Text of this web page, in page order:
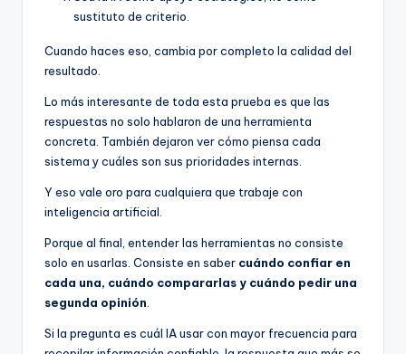
sustituto de criterio.
Cuando haces eso, cambia por completo la calidad del
resultado.
Lo más interesante de toda esta prueba es que las
respuestas no solo hablaron de una herramienta
concreta. También dejaron ver cómo piensa cada
sistema y cuáles son sus prioridades internas.
Y eso vale oro para cualquiera que trabaje con
inteligencia artificial.
Porque al final, entender las herramientas no consiste
solo en usarlas. Consiste en saber cuándo confiar en
cada una, cuándo compararlas y cuándo pedir una
segunda opinión
Si la pregunta es cuál IA usar con mayor frecuencia para